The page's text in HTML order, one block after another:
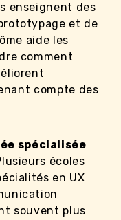
enseignent des
et de
aide les
comment
compte des
spécialisée
écoles
en UX
souvent plus